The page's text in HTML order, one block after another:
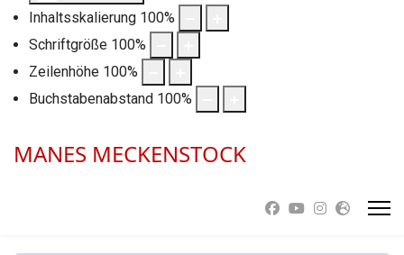
Inhaltsskalierung 100%
Schriftgröße 100%
Zeilenhöhe 100%
Buchstabenabstand 100%
MANES MECKENSTOCK